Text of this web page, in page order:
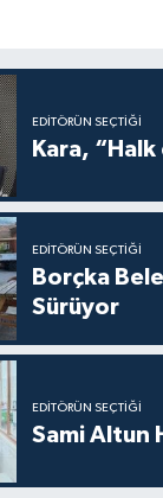
EDITÖRÜN SEÇTIĞI
Kara,
EDITÖRÜN SEÇTIĞI
Borçka
Sürüyor
EDITÖRÜN SEÇTIĞI
Sami Altun